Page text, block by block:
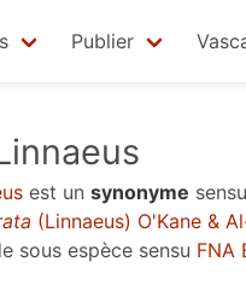
Publier
est un synonyme sensu
(Linnaeus) O'Kane &
sous espèce sensu FNA